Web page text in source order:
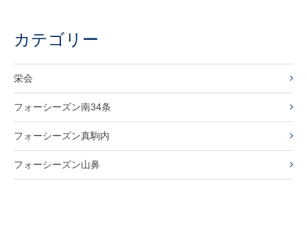
カテゴリー
栄会
フォーシーズン南34条
フォーシーズン真駒内
フォーシーズン山鼻